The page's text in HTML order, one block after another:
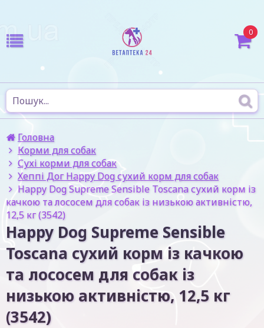
0
Головна
Корми для собак
Сухі корми для собак
Хеппі Дог Happy Dog сухий корм для собак
Happy Dog Supreme Sensible Toscana сухий корм із
качкою та лососем для собак із низькою активністю,
12,5 кг (3542)
Happy Dog Supreme Sensible
Toscana сухий корм із качкою
та лососем для собак із
низькою активністю, 12,5 кг
(3542)